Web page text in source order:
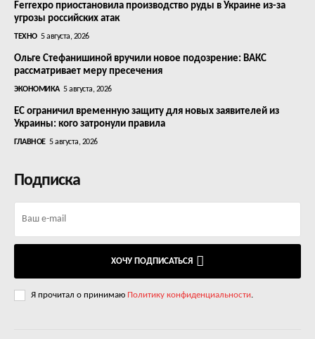
Ferrexpo приостановила производство руды в Украине из-за
угрозы российских атак
ТЕХНО 5 августа, 2026
Ольге Стефанишиной вручили новое подозрение: ВАКС
рассматривает меру пресечения
ЭКОНОМИКА 5 августа, 2026
ЕС ограничил временную защиту для новых заявителей из
Украины: кого затронули правила
ГЛАВНОЕ 5 августа, 2026
Подписка
ХОЧУ ПОДПИСАТЬСЯ
Я прочитал о принимаю Политику конфиденциальности.